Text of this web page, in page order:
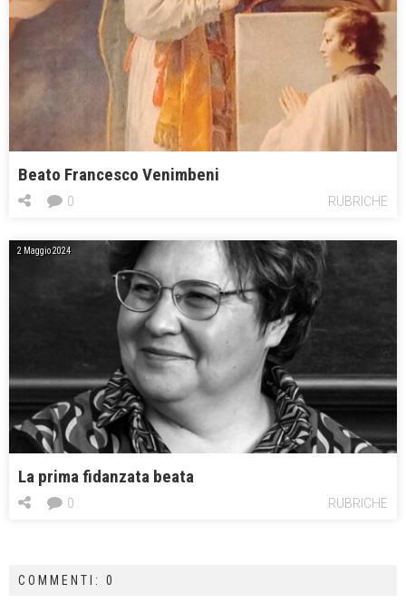
Beato Francesco Venimbeni
RUBRICHE
0
2 Maggio 2024
La prima fidanzata beata
RUBRICHE
0
COMMENTI: 0